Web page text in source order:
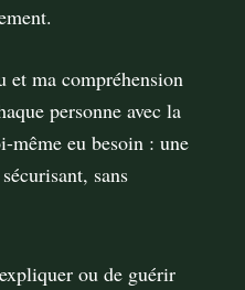
et ma compréhension
personne avec la
même eu besoin : une
sans
ou de guérir